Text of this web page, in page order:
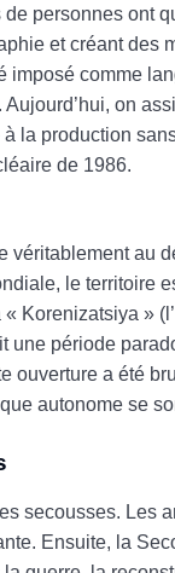
de personnes ont
et créant des
imposé comme
Aujourd’hui, on
à la production
de 1986.
véritablement au
le territoire
Korenizatsiya »
une période
ouverture a été
autonome se
secousses.
Ensuite, la